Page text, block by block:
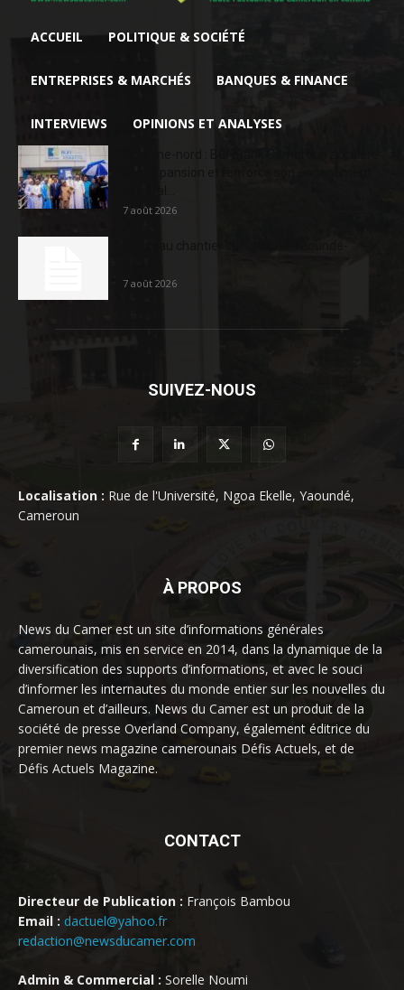
ACCUEIL POLITIQUE & SOCIÉTÉ
ENTREPRISES & MARCHÉS BANQUES & FINANCE
INTERVIEWS OPINIONS ET ANALYSES
7 août 2026
7 août 2026
SUIVEZ-NOUS
Localisation : Rue de l'Université, Ngoa Ekelle, Yaoundé,
Cameroun
À PROPOS
News du Camer est un site d’informations générales
camerounais, mis en service en 2014, dans la dynamique de la
diversification des supports d’informations, et avec le souci
d’informer les internautes du monde entier sur les nouvelles du
Cameroun et d’ailleurs. News du Camer est un produit de la
société de presse Overland Company, également éditrice du
premier news magazine camerounais Défis Actuels, et de
Défis Actuels Magazine.
CONTACT
Directeur de Publication : François Bambou
Email : dactuel@yahoo.fr
redaction@newsducamer.com
Admin & Commercial : Sorelle Noumi